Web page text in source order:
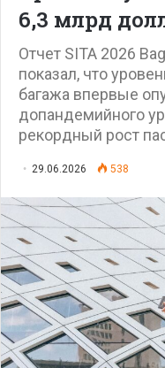
6,3 млрд
Отчет SITA 2026
показал, что
багажа впервые
допандемийного
рекордный рост
29.06.2026 538